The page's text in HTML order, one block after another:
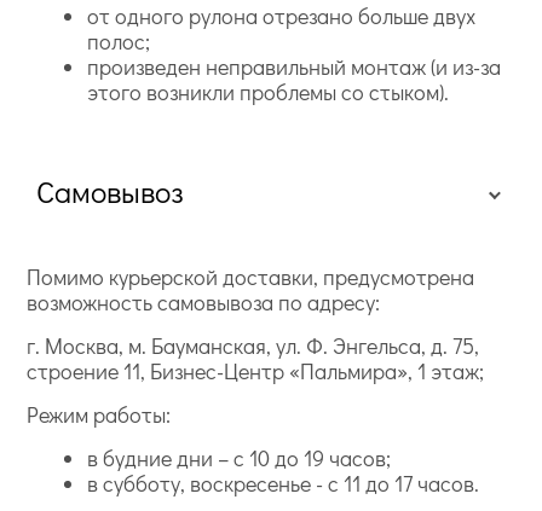
от одного рулона отрезано больше двух
полос;
произведен неправильный монтаж (и из-за
этого возникли проблемы со стыком).
Самовывоз
Помимо курьерской доставки, предусмотрена
возможность самовывоза по адресу:
г. Москва, м. Бауманская, ул. Ф. Энгельса, д. 75,
строение 11, Бизнес-Центр «Пальмира», 1 этаж;
Режим работы:
в будние дни – с 10 до 19 часов;
в субботу, воскресенье - с 11 до 17 часов.